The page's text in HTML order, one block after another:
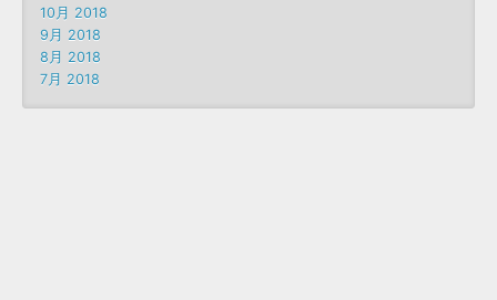
10月 2018
9月 2018
8月 2018
7月 2018